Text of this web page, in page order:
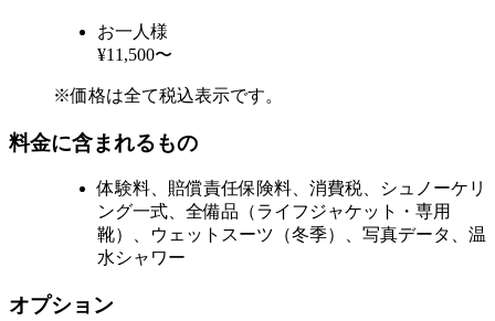
お一人様
¥11,500〜
※価格は全て税込表示です。
料金に含まれるもの
体験料、賠償責任保険料、消費税、シュノーケリ
ング一式、全備品（ライフジャケット・専用
靴）、ウェットスーツ（冬季）、写真データ、温
水シャワー
オプション